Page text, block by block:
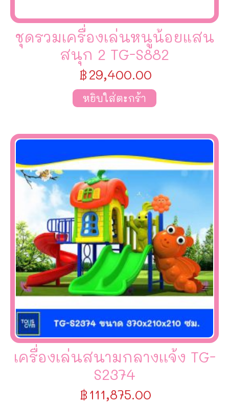
ชุดรวมเครื่องเล่นหนูน้อยแสน
สนุก 2 TG-S882
฿29,400.00
หยิบใส่ตะกร้า
เครื่องเล่นสนามกลางเเจ้ง TG-
S2374
฿111,875.00